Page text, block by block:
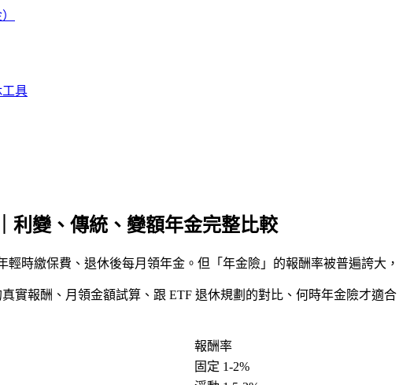
工具
利變、傳統、變額年金完整比較
時繳保費、退休後每月領年金。但「年金險」的報酬率被普遍誇大，
實報酬、月領金額試算、跟 ETF 退休規劃的對比、何時年金險才適合
報酬率
固定 1-2%